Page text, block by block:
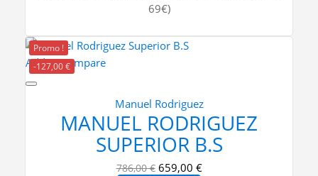
69€)
Promo !
-127,00 €
Add to Compare
Manuel Rodriguez
MANUEL RODRIGUEZ
SUPERIOR B.S
786,00 € 659,00 €